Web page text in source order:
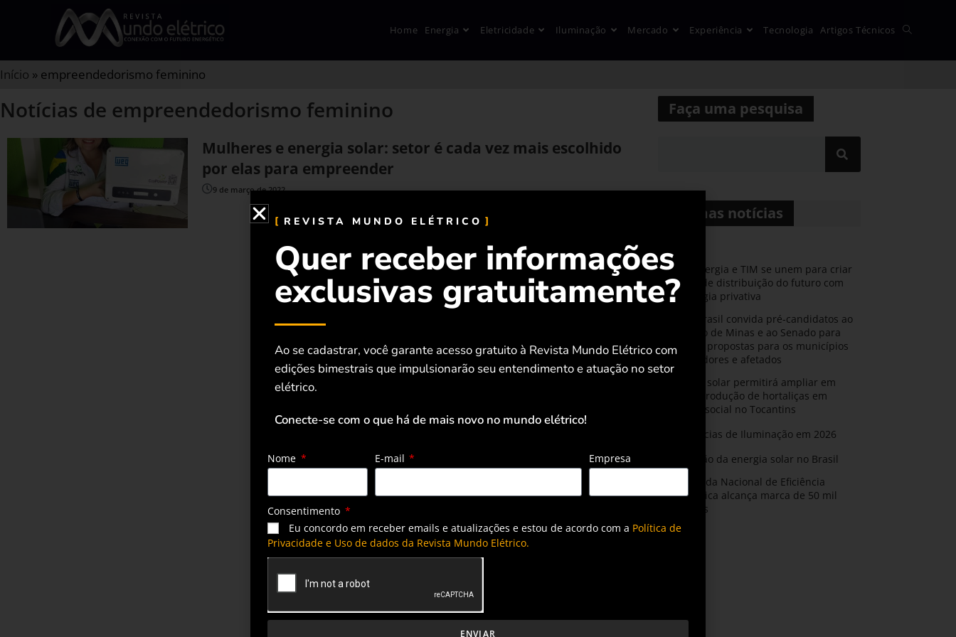
Home Energia Eletricidade Iluminação Mercado Experiência Tecnologia Artigos Técnicos
Início » empreendedorismo feminino
Notícias de empreendedorismo feminino
Mulheres e energia solar: setor é cada vez mais escolhido
por elas para empreender
9 de março de 2022
Faça uma pesquisa
Últimas notícias
CPFL Energia e TIM se unem para criar
a rede de distribuição do futuro com
tecnologia privativa
AMIG Brasil convida pré-candidatos ao
Governo de Minas e ao Senado para
discutir propostas para os municípios
mineradores e afetados
Energia solar permitirá ampliar em
25% a produção de hortaliças em
projeto social no Tocantins
Tendências de Iluminação em 2026
Expansão da energia solar no Brasil
Olimpíada Nacional de Eficiência
Energética alcança marca de 50 mil
inscritos
REVISTA MUNDO ELÉTRICO
Quer receber informações
exclusivas gratuitamente?
Ao se cadastrar, você garante acesso gratuito à Revista Mundo Elétrico com
edições bimestrais que impulsionarão seu entendimento e atuação no setor
elétrico.
Conecte-se com o que há de mais novo no mundo elétrico!
Nome E-mail Empresa
Consentimento
Eu concordo em receber emails e atualizações e estou de acordo com a Política de
Privacidade e Uso de dados da Revista Mundo Elétrico.
ENVIAR